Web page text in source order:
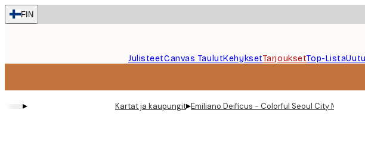
Skip
to
FIN
JulisteetCanvas TaulutKehyksetTarjouksetTop-Lista
▸ Kartat ja kaupungit▸Emiliano Deificus - Colorful Seoul City Map